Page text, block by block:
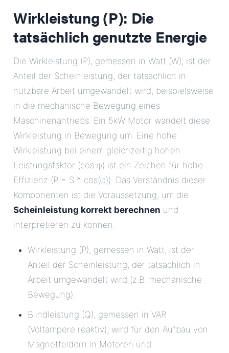
Wirkleistung (P): Die
tatsächlich genutzte Energie
Die Wirkleistung (P), gemessen in Watt (W), ist der
Anteil der Scheinleistung, der tatsächlich in
nutzbare Arbeit umgewandelt wird, beispielsweise
in die mechanische Bewegung eines
Maschinenantriebs. Ein 5kW Motor wandelt diese
Wirkleistung in Bewegung um. Eine hohe
Wirkleistung bei einem gleichzeitig hohen
Leistungsfaktor (cos φ) ist ein Zeichen für hohe
Effizienz (P = S * cos(φ)). Das Verständnis dieser
Komponenten ist die Voraussetzung, um die
Scheinleistung korrekt berechnen und
interpretieren zu können.
Wirkleistung (P), gemessen in Watt, ist der
Anteil der Scheinleistung, der tatsächlich in
Arbeit umgewandelt wird (z.B. mechanische
Bewegung).
Blindleistung (Q), gemessen in VAR
(Voltampere reaktiv), wird für den Aufbau von
Magnetfeldern in Motoren und